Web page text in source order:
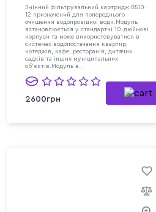
Змінний фільтрувальний картридж В510-
12 призначений для попереднього
очищення водопровідної води.Модуль
встановлюється у стандартні 10-дюймові
корпуси та може використовуватися в
системах водопостачання квартир,
котеджів, кафе, ресторанів, дитячих
садків та інших муніципальних
об’єктів.Модуль в..
2600грн